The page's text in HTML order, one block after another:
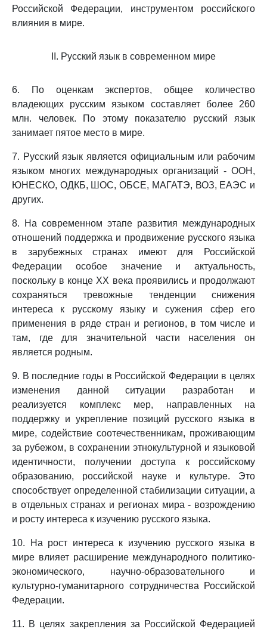
Российской Федерации, инструментом российского
влияния в мире.
II. Русский язык в современном мире
6. По оценкам экспертов, общее количество
владеющих русским языком составляет более 260
млн. человек. По этому показателю русский язык
занимает пятое место в мире.
7. Русский язык является официальным или рабочим
языком многих международных организаций - ООН,
ЮНЕСКО, ОДКБ, ШОС, ОБСЕ, МАГАТЭ, ВОЗ, ЕАЭС и
других.
8. На современном этапе развития международных
отношений поддержка и продвижение русского языка
в зарубежных странах имеют для Российской
Федерации особое значение и актуальность,
поскольку в конце XX века проявились и продолжают
сохраняться тревожные тенденции снижения
интереса к русскому языку и сужения сфер его
применения в ряде стран и регионов, в том числе и
там, где для значительной части населения он
является родным.
9. В последние годы в Российской Федерации в целях
изменения данной ситуации разработан и
реализуется комплекс мер, направленных на
поддержку и укрепление позиций русского языка в
мире, содействие соотечественникам, проживающим
за рубежом, в сохранении этнокультурной и языковой
идентичности, получении доступа к российскому
образованию, российской науке и культуре. Это
способствует определенной стабилизации ситуации, а
в отдельных странах и регионах мира - возрождению
и росту интереса к изучению русского языка.
10. На рост интереса к изучению русского языка в
мире влияет расширение международного политико-
экономического, научно-образовательного и
культурно-гуманитарного сотрудничества Российской
Федерации.
11. В целях закрепления за Российской Федерацией